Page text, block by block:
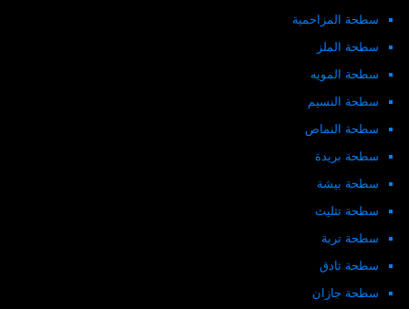
سطحة المزاحمية
سطحة الملز
سطحة المويه
سطحة النسيم
سطحة النماص
سطحة بريدة
سطحة بيشة
سطحة تثليث
سطحة تربة
سطحة ثادق
سطحة جازان